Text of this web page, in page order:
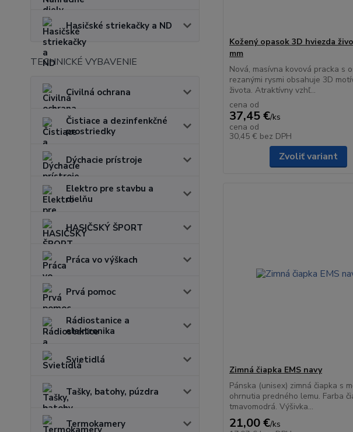
Hasičské striekačky a ND
TECHNICKÉ VYBAVENIE
Civilná ochrana
Čistiace a dezinfenkčné
prostriedky
Dýchacie prístroje
Elektro pre stavbu a
dielňu
HASIČSKÝ ŠPORT
Práca vo výškach
Prvá pomoc
Rádiostanice a
elektronika
Svietidlá
Tašky, batohy, púzdra
Termokamery
Kožený opasok 3D hviezda
mm
Nová, masívna kovová pracka s
rezanými rysmi obsahuje 3D
života. Atraktívny vzhľ...
cena od
37,45 €/ks
cena od
30,45 € bez DPH
Zvoliť variant
Zimná čiapka EMS navy
Pánska (unisex) zimná čiapka s
ohrnutia predného lemu. Farba
tmavomodrá. Výšivka...
21,00 €/ks